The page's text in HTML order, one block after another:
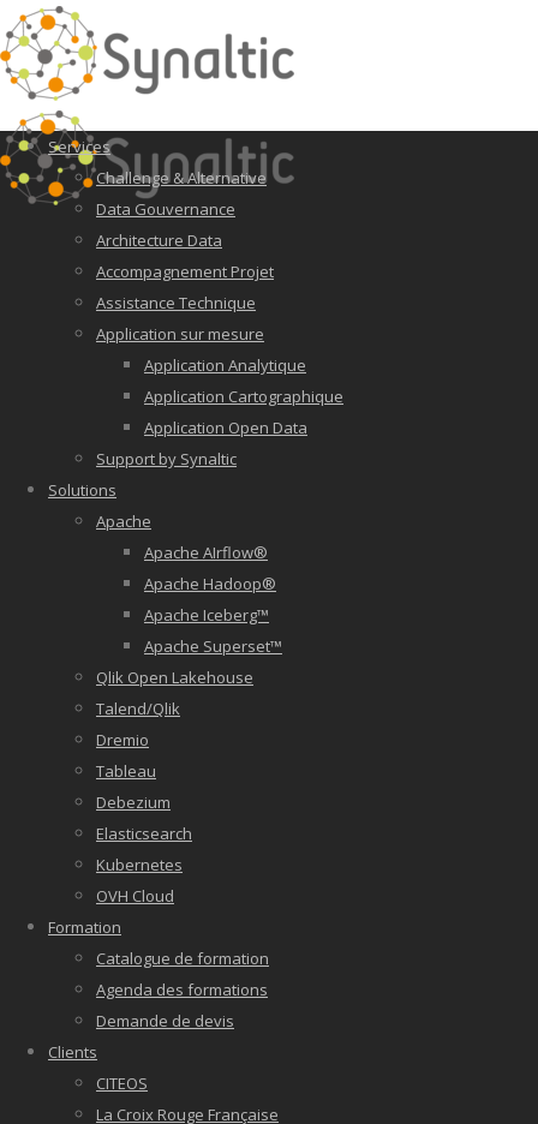
Services
Challenge & Alternative
Data Gouvernance
Architecture Data
Accompagnement Projet
Assistance Technique
Application sur mesure
Application Analytique
Application Cartographique
Application Open Data
Support by Synaltic
Solutions
Apache
Apache AIrflow®
Apache Hadoop®
Apache Iceberg™
Apache Superset™
Qlik Open Lakehouse
Talend/Qlik
Dremio
Tableau
Debezium
Elasticsearch
Kubernetes
OVH Cloud
Formation
Catalogue de formation
Agenda des formations
Demande de devis
Clients
CITEOS
La Croix Rouge Française